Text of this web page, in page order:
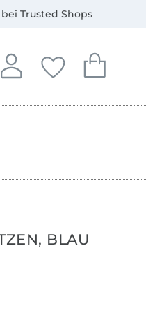
Trusted Shops
Anmelden
deinem Konto
Deine
Du hast keine
Dein
Du hast
BLAU